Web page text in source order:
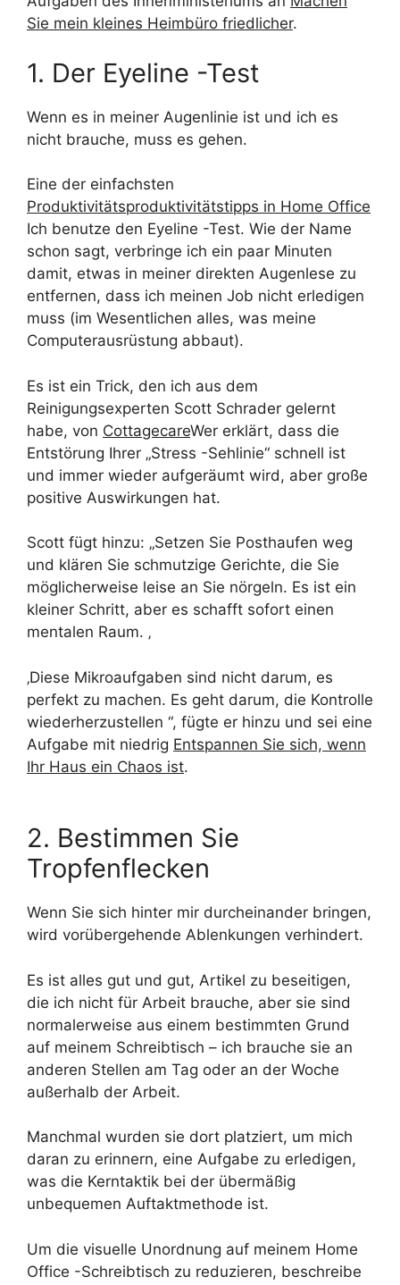
Sie mein kleines Heimbüro friedlicher.
1. Der Eyeline -Test
Wenn es in meiner Augenlinie ist und ich es
nicht brauche, muss es gehen.
Eine der einfachsten
Produktivitätsproduktivitätstipps in Home Office
Ich benutze den Eyeline -Test. Wie der Name
schon sagt, verbringe ich ein paar Minuten
damit, etwas in meiner direkten Augenlese zu
entfernen, dass ich meinen Job nicht erledigen
muss (im Wesentlichen alles, was meine
Computerausrüstung abbaut).
Es ist ein Trick, den ich aus dem
Reinigungsexperten Scott Schrader gelernt
habe, von CottagecareWer erklärt, dass die
Entstörung Ihrer „Stress -Sehlinie“ schnell ist
und immer wieder aufgeräumt wird, aber große
positive Auswirkungen hat.
Scott fügt hinzu: „Setzen Sie Posthaufen weg
und klären Sie schmutzige Gerichte, die Sie
möglicherweise leise an Sie nörgeln. Es ist ein
kleiner Schritt, aber es schafft sofort einen
mentalen Raum. ‚
‚Diese Mikroaufgaben sind nicht darum, es
perfekt zu machen. Es geht darum, die Kontrolle
wiederherzustellen “, fügte er hinzu und sei eine
Aufgabe mit niedrig Entspannen Sie sich, wenn
Ihr Haus ein Chaos ist.
2. Bestimmen Sie
Tropfenflecken
Wenn Sie sich hinter mir durcheinander bringen,
wird vorübergehende Ablenkungen verhindert.
Es ist alles gut und gut, Artikel zu beseitigen,
die ich nicht für Arbeit brauche, aber sie sind
normalerweise aus einem bestimmten Grund
auf meinem Schreibtisch – ich brauche sie an
anderen Stellen am Tag oder an der Woche
außerhalb der Arbeit.
Manchmal wurden sie dort platziert, um mich
daran zu erinnern, eine Aufgabe zu erledigen,
was die Kerntaktik bei der übermäßig
unbequemen Auftaktmethode ist.
Um die visuelle Unordnung auf meinem Home
Office -Schreibtisch zu reduzieren, beschreibe